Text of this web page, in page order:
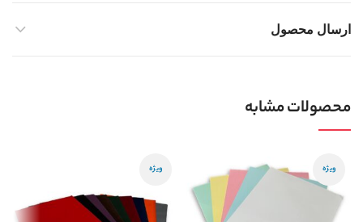
ارسال محصول
محصولات مشابه
ویژه ویژه